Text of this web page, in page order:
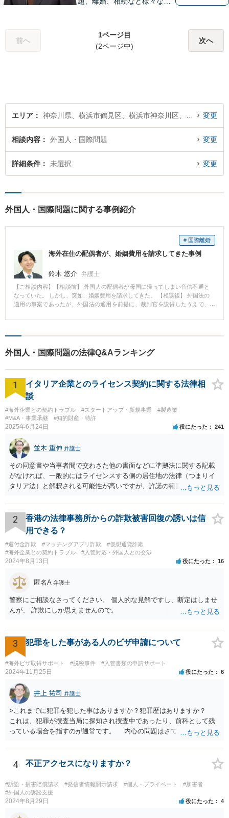
まずはお気軽にご相談くださ
前へ
1ページ目
(2ページ中)
次へ
エリア 変更
相談内容 外国人・国際問題 変更
詳細条件 未選択 変更
外国人・国際問題に関する事例紹介
# 国際離婚
海外在住の配偶者が、婚姻費用を請求してきた事例
鈴木 悠介 弁護士
【ご相談内容】【相談前】 外国人の配偶者が母国に帰ってしまい音信不通と
なっていた。 しかし、突如、婚姻費用を請求してきた。 【相談後】 外国法の
適用の事案であったが、外国法の適用を前提に、裁判官を説得したうえで、
事事件については、日本法が適用されるとは限りません。 まずは、どこの国
外国人・国際問題の法律Q&Aランキング
1
イタリア企業とのライセンス契約に関する法律相
談
#海外企業との契約トラブル #スタートアップ・新規事業
#製造業
#M&A・事業承継
#知的財産・特許
2025年6月24日 役にたった 241
並木 重伸 弁護士
その同意書や当事者間で交わさた他の書面などに準拠法に関する記載
がなければ、一般的にはライセンスする側の居住地の法律（つまりイ
タリア法）と解釈される可能性が高いですが、許諾の範囲が日本国内
あります。 なお、仮に日本法になるとしても、新しい会社との間で契
約が有効かどうかは、ライセンスされた権利の種類（著作権、商標
権、特許権など）や契約の時期などを見て判断する必要があります。
いずれにせよ具体的事情が分からないと確定的な回答は難しいと思わ
れますので、弁護士に直接相談されることをお勧めします。
2
香港の法律事務所からの詐欺被害回復の誘いは信
用できる？
#還付金詐欺 #マッチングアプリ詐欺
#仮想通貨詐欺
#海外企業との契約トラブル
#入管対応・外国人との交渉
2024年8月13日 役にたった 16
匿名A 弁護士
警察にご相談なさってください。 個人的な見解ですし、断定はしませ
んが、 詐欺にしか思えませんので。
3 犯罪をした事がある人のビザ申請について
#海外ビザ取得サポート #脱税事件 #入管書類の申請サポート
2024年11月25日 役にたった 6
井上 祐司 弁護士
>これまでに犯罪を犯した事はありますか？犯罪歴はありますか？
これは、犯罪が捜査当局に探知され捜査中であったり、前科として残
っている場合を指すのが通常です。 内心の問題はさておき、ご質問
4 不正アクセスになりますか？
#訴訟・損害賠償請求 #発信者情報開示請求 #個人・プライベート
#加害者
#外国人の訴訟支援
2024年8月29日 役にたった 4